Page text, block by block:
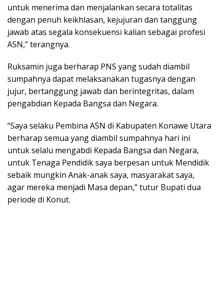
untuk menerima dan menjalankan secara totalitas
dengan penuh keikhlasan, kejujuran dan tanggung
jawab atas segala konsekuensi kalian sebagai profesi
ASN,” terangnya.
Ruksamin juga berharap PNS yang sudah diambil
sumpahnya dapat melaksanakan tugasnya dengan
jujur, bertanggung jawab dan berintegritas, dalam
pengabdian Kepada Bangsa dan Negara.
“Saya selaku Pembina ASN di Kabupaten Konawe Utara
berharap semua yang diambil sumpahnya hari ini
untuk selalu mengabdi Kepada Bangsa dan Negara,
untuk Tenaga Pendidik saya berpesan untuk Mendidik
sebaik mungkin Anak-anak saya, masyarakat saya,
agar mereka menjadi Masa depan,” tutur Bupati dua
periode di Konut.